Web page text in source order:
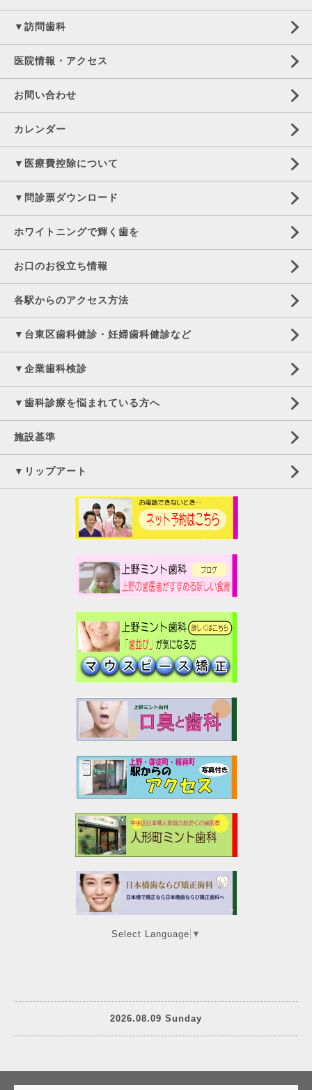
▼訪問歯科
医院情報・アクセス
お問い合わせ
カレンダー
▼医療費控除について
▼問診票ダウンロード
ホワイトニングで輝く歯を
お口のお役立ち情報
各駅からのアクセス方法
▼台東区歯科健診・妊婦歯科健診など
▼企業歯科検診
▼歯科診療を悩まれている方へ
施設基準
▼リップアート
Select Language ▼
2026.08.09 Sunday